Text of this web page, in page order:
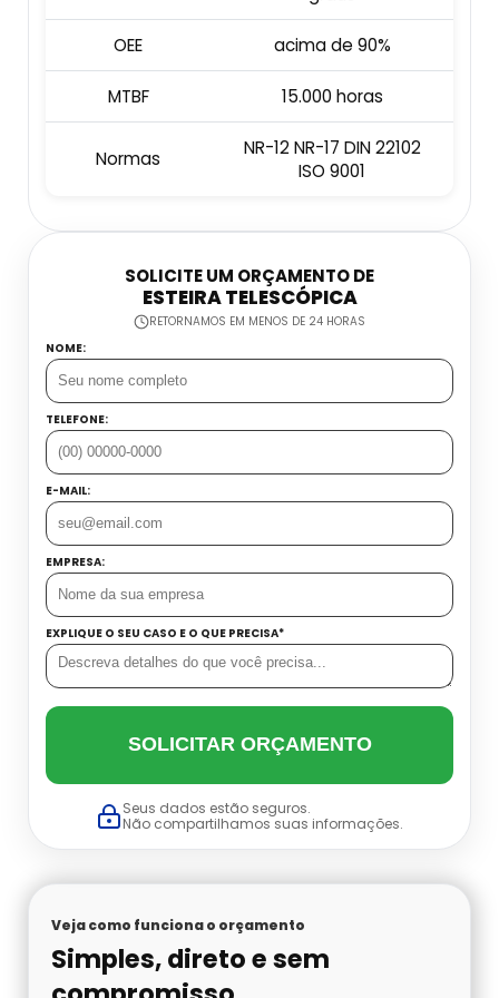
Embaladora E Seladora
Esteira Coletora
Seladora Contínua Automática
Seladora De Gelo
Seladora De Pedal Preço
Balança Contadora Industrial
Balança Linear Sp
Balança Multi Cabeças
Balança Multi Cabeças Preço
Balança Multi Cabeças Sp
Contadora Preço
Dosadora Para Pó
Embaladora De Azeitona
Datador Industrial
Datador Inkjet Com Esteira
Datador Inkjet Manual
Datador Manual Preço
Datador Para Flow Pack
Datador Portátil
Datadora Automática
Datador Cetro
OEE acima de 90%
MTBF 15.000 horas
Normas
NR-12 NR-17 DIN 22102
ISO 9001
SOLICITE UM ORÇAMENTO DE
ESTEIRA TELESCÓPICA
RETORNAMOS EM MENOS DE 24 HORAS
NOME:
TELEFONE:
E-MAIL:
EMPRESA:
EXPLIQUE O SEU CASO E O QUE PRECISA*
SOLICITAR ORÇAMENTO
Seus dados estão seguros.
Não compartilhamos suas informações.
Veja como funciona o orçamento
Simples, direto e sem